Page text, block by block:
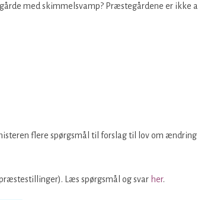
med skimmelsvamp? Præstegårdene er ikke
flere spørgsmål til forslag til lov om
Læs spørgsmål og svar her.